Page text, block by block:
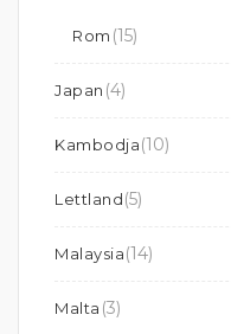
Rom (15)
Japan (4)
Kambodja(10)
Lettland(5)
Malaysia(14)
Malta (3)